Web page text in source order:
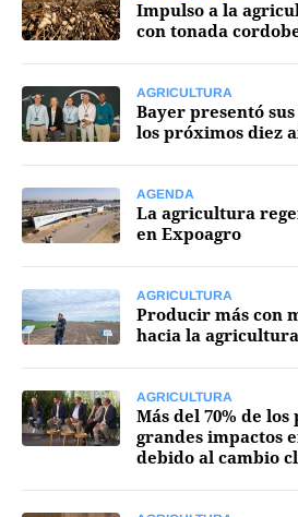
Impulso a la
con tonada
AGRICULTURA
Bayer presentó
los próximos diez
AGENDA
La agricultura
en Expoagro
AGRICULTURA
Producir más con
hacia la
AGRICULTURA
Más del 70% de
grandes impactos
debido al cambio